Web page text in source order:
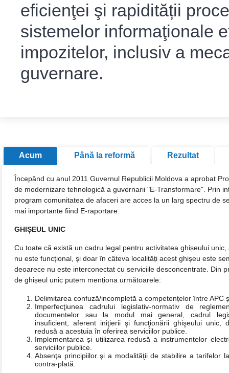
eficienţei şi rapidității
sistemelor informaţionale
impozitelor, inclusiv a
guvernare.
Acum Până la reformă Rezultat
Începând cu anul 2011 Guvernul Republicii Moldova a aprobat
de modernizare tehnologică a guvernarii "E-Transformare". Prin
program comunitatea de afaceri are acces la un larg spectru de
mai importante fiind E-raportare.
GHIȘEUL UNIC
Cu toate că există un cadru legal pentru activitatea ghișeului
nu este funcțional, și doar în câteva localități acest ghișeu este
deoarece nu este interconectat cu serviciile desconcentrate. Din
de ghișeul unic putem menționa următoarele:
Delimitarea confuză/incompletă a competențelor între APC
Imperfecţiunea cadrului legislativ-normativ de
documentelor sau la modul mai general, cadrul
insuficient, aferent iniţierii şi funcţionării ghişeului unic,
redusă a acestuia în oferirea serviciilor publice.
Implementarea și utilizarea redusă a instrumentelor
serviciilor publice.
Absenţa principiilor şi a modalităţii de stabilire a tarifelor
contra-plată.